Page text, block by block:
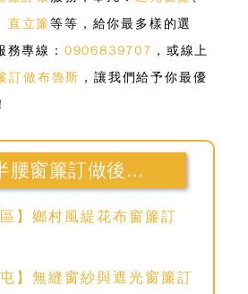
直立簾等等，給你最多樣的選
專線： 0906839707 ，或線上
訂做布魯斯 ，讓我們給予你最優
腰窗簾訂做後...
區】鄉村風緹花布窗簾訂
屯】無縫窗紗與遮光窗簾訂